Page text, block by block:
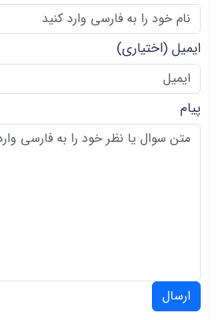
ایمیل(اختیاری)
پیام
ارسال